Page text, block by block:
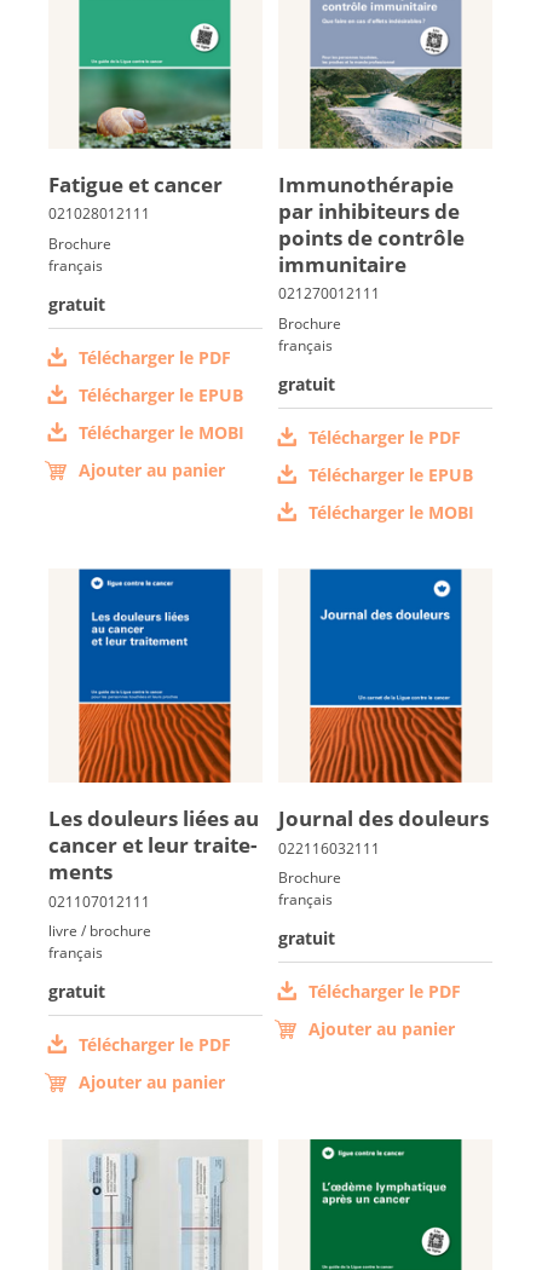
Fa­tigue et can­cer
Brochure
français
gratuit
Télécharger le PDF
Télécharger le EPUB
Télécharger le MOBI
Ajouter au panier
Im­mu­no­thé­ra­pie
par in­hi­bi­teurs de
points de contrôle
im­mu­ni­taire
Brochure
français
gratuit
Télécharger le PDF
Télécharger le EPUB
Télécharger le MOBI
Les dou­leurs liées au
can­cer et leur trai­te­
ments
livre / brochure
français
gratuit
Télécharger le PDF
Ajouter au panier
Jour­nal des dou­leurs
Brochure
français
gratuit
Télécharger le PDF
Ajouter au panier